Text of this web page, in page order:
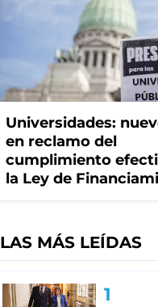
Universidades:
en reclamo del
cumplimiento
la Ley de
LAS MÁS LEÍDAS